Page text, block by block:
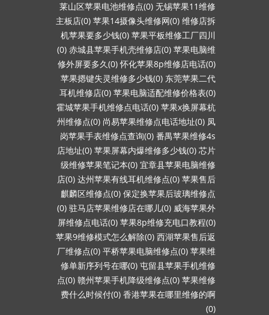
莱山区苹果电池维修点(0) 无锡苹果11维修
主板店(0) 苹果14摄像头维修网(0) 维修店拆
机苹果要多少钱(0) 苹果平板维修工厂四川
(0) 赤城县苹果手机壳维修店(0) 苹果电脑维
修外屏要多久(0) 怀化苹果8p维修店电话(0)
苹果摁键失灵维修多少钱(0) 东莞苹果二代
耳机维修店(0) 苹果电脑适配维修价格表(0)
霍城苹果手机维修点电话(0) 苹果x换屏幕杭
州维修点(0) 尚易苹果维修点电话地址(0) 凤
岗苹果手表维修点查询(0) 番禺苹果维修4s
店地址(0) 苹果屏幕内爆维修多少钱(0) 芯片
级维修苹果笔记本(0) 宜章县苹果电脑维修
店(0) 达州苹果有线耳机维修点(0) 苹果售后
麒麟区维修点(0) 保定换苹果后玻璃维修点
(0) 驻马店苹果维修店在哪儿(0) 威海苹果外
屏维修点电话(0) 苹果8p维修充电口教程(0)
苹果9维修模式怎么解除(0) 西湖苹果售后返
厂维修点(0) 平桥苹果电脑维修点(0) 苹果维
修单新序列号在哪(0) 屯留县苹果手机维修
点(0) 赣州苹果手机降级维修点(0) 苹果维修
费什么时候付(0) 香港苹果在哪里维修的啊
(0)